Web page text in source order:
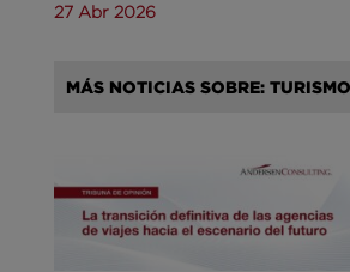
27 Abr 2026
MÁS NOTICIAS SOBRE: